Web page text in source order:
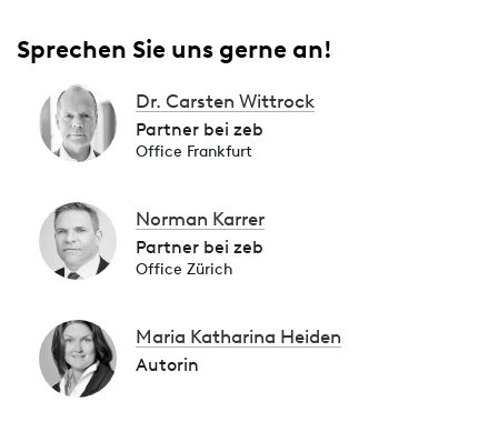
Sprechen Sie uns gerne an!
Dr. Carsten Wittrock
Partner bei zeb
Office Frankfurt
Norman Karrer
Partner bei zeb
Office Zürich
Maria Katharina Heiden
Autorin